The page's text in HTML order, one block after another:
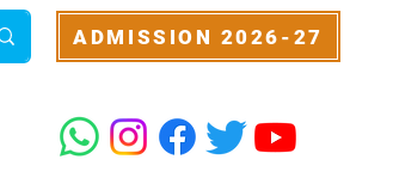
ADMISSION 2026-27